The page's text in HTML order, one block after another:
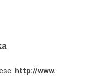
http://www.